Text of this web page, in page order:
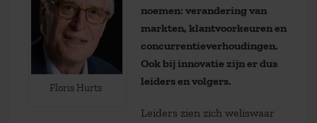
Floris Hurts
noemen: verandering van
markten, klantvoorkeuren en
concurrentieverhoudingen.
Ook bij innovatie zijn er dus
leiders en volgers.
Leiders zien zich weliswaar